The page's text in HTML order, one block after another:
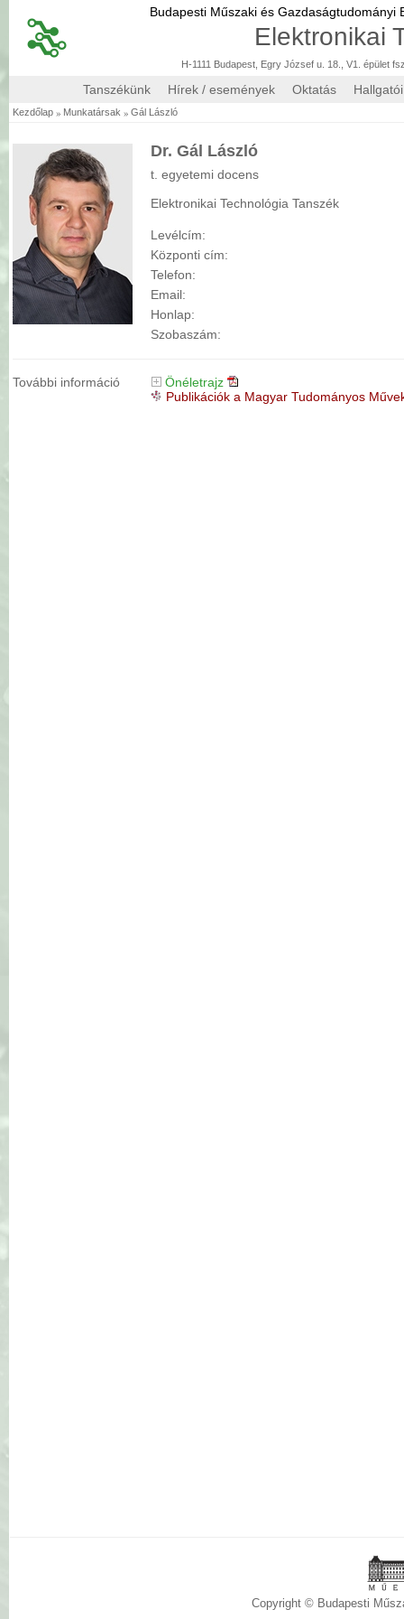
Budapesti Műszaki és Gazdaságtudományi
Elektronikai
H-1111 Budapest, Egry József u. 18., V1. épület
Tanszékünk Hírek / események Oktatás
Kezdőlap » Munkatársak » Gál László
Dr. Gál László
t. egyetemi docens
Elektronikai Technológia Tanszék
Levélcím:
Központi cím:
Telefon:
Email:
Honlap:
Szobaszám:
További információ
Önéletrajz
Publikációk a Magyar Tudományos
Copyright © Budapesti